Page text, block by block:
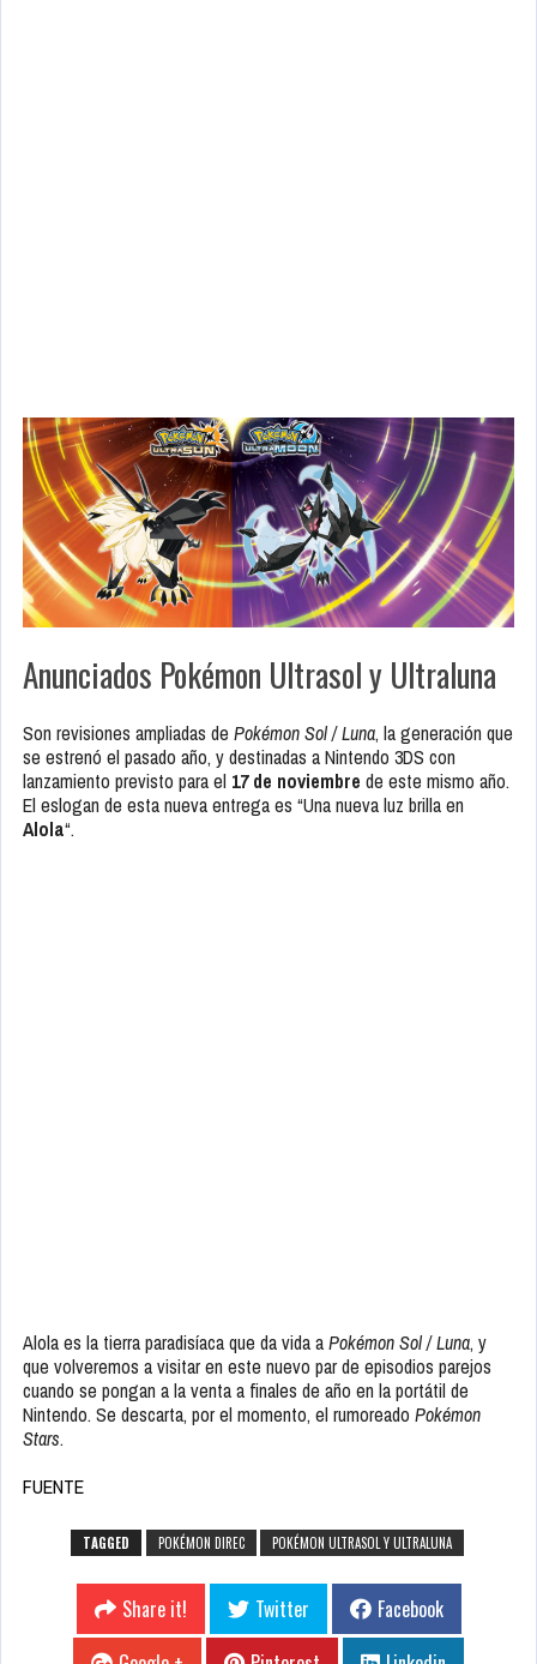
Anunciados Pokémon Ultrasol y Ultraluna
Son revisiones ampliadas de Pokémon Sol / Luna, la generación que
se estrenó el pasado año, y destinadas a Nintendo 3DS con
lanzamiento previsto para el 17 de noviembre de este mismo año.
El eslogan de esta nueva entrega es “Una nueva luz brilla en
Alola“.
Alola es la tierra paradisíaca que da vida aPokémon Sol / Luna, y
que volveremos a visitar en este nuevo par de episodios parejos
cuando se pongan a la venta a finales de año en la portátil de
Nintendo. Se descarta, por el momento, el rumoreado Pokémon
Stars.
FUENTE
TAGGED POKÉMON DIREC POKÉMON ULTRASOL Y ULTRALUNA
Share it! Twitter
Facebook